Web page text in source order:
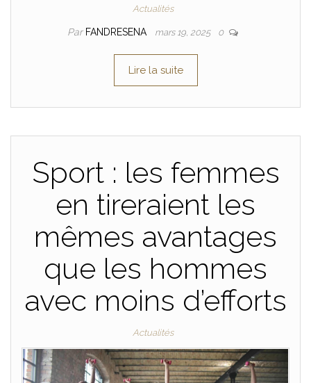
Actualités
Par FANDRESENA mars 19, 2025 0
Lire la suite
Sport : les femmes
en tireraient les
mêmes avantages
que les hommes
avec moins d’efforts
Actualités